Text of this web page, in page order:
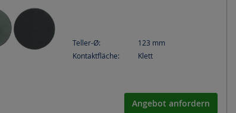
Teller-Ø: 123 mm
Kontaktfläche:
Klett
Angebot anfordern